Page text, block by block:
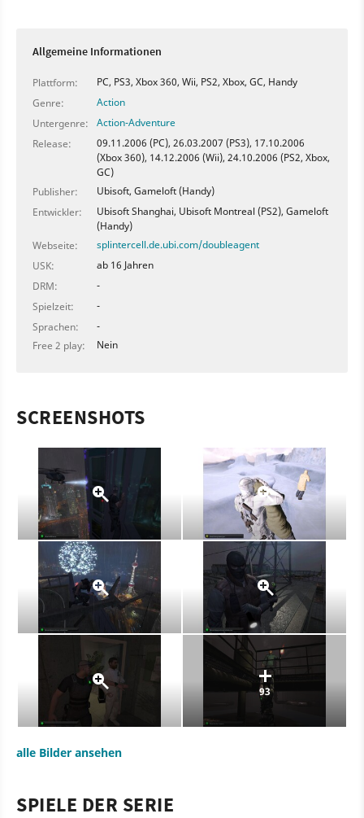
kommt. Die Serie soll "demnächst" erscheinen. Derweil
Allgemeine Informationen
Plattform:
PC, PS3, Xbox 360, Wii, PS2, Xbox, GC, Handy
Genre:
Action
Untergenre:
Action-Adventure
Release:
09.11.2006 (PC), 26.03.2007 (PS3), 17.10.2006
(Xbox 360), 14.12.2006 (Wii), 24.10.2006 (PS2, Xbox,
GC)
Publisher:
Ubisoft, Gameloft (Handy)
Entwickler:
Ubisoft Shanghai, Ubisoft Montreal (PS2), Gameloft
(Handy)
Webseite:
splintercell.de.ubi.com/doubleagent
USK:
ab 16 Jahren
DRM:
-
Spielzeit:
-
Sprachen:
-
Free 2 play:
Nein
SCREENSHOTS
93
alle Bilder ansehen
SPIELE DER SERIE